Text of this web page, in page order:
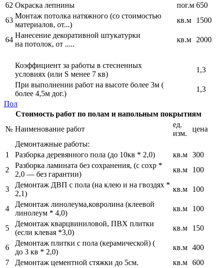
62 Окраска лепнины пог.м 650
63
Монтаж потолка натяжного (со стоимостью
материалов, от...)
кв.м 1500
64
Нанесение декоративной штукатурки
на потолок, от .....
кв.м 2000
Коэффициент за работы в стесненных
условиях (или S менее 7 кв)
1,3
При выполнении работ на высоте более 3м (
более 4,5м дог.)
1,3
Пол
Стоимость работ по полам и напольным покрытиям
№ Наименование работ
ед.
изм.
цена
Демонтажные работы:
1
Разборка деревянного пола (до 10кв * 2,0) кв.м 300
2
Разборка ламината без сохранения, (с сохр *
2,0 — без гарантии)
кв.м 100
3
Демонтаж ДВП с пола (на клею и на гвоздях *
2,1)
кв.м 100
4
Демонтаж линолеума,ковролина (клеевой
линолеум * 4,0)
кв.м 100
5
Демонтаж кварцвиниловой, ПВХ плитки
(если клевая *3,0)
кв.м 150
6
Демонтаж плитки с пола (керамической) (
до 3 кв * 2,0)
кв.м 400
7
Демонтаж цементной стяжки до 5см. кв.м 600